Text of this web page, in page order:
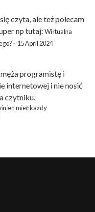
czyta, ale też polecam
np tutaj: Wirtualna
· 15 April 2024
programistę i
internetowej i nie nosić
czytniku.
mieć każdy